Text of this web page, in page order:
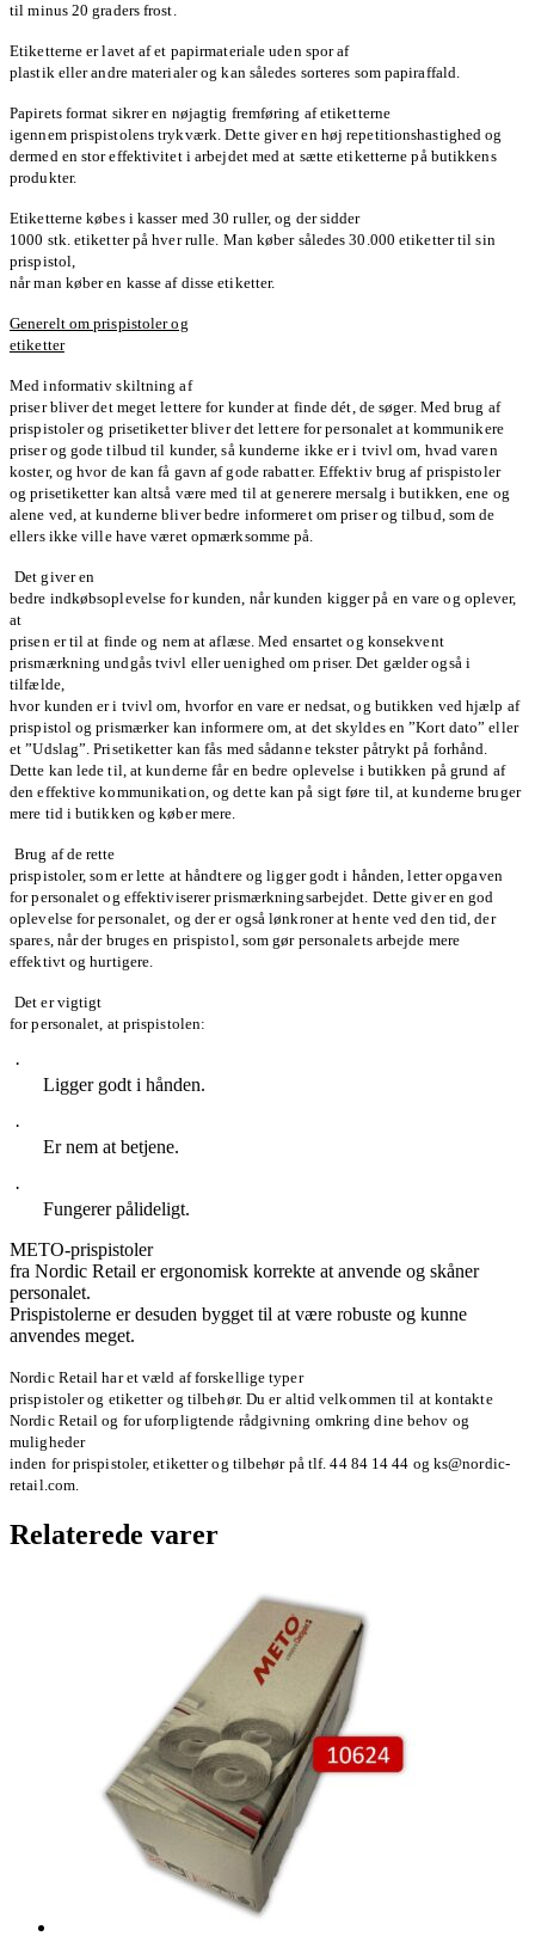
til minus 20 graders frost.
Etiketterne er lavet af et papirmateriale uden spor af
plastik eller andre materialer og kan således sorteres som papiraffald.
Papirets format sikrer en nøjagtig fremføring af etiketterne
igennem prispistolens trykværk. Dette giver en høj repetitionshastighed og
dermed en stor effektivitet i arbejdet med at sætte etiketterne på butikkens
produkter.
Etiketterne købes i kasser med 30 ruller, og der sidder
1000 stk. etiketter på hver rulle. Man køber således 30.000 etiketter til sin
prispistol,
når man køber en kasse af disse etiketter.
Generelt om prispistoler og
etiketter
Med informativ skiltning af
priser bliver det meget lettere for kunder at finde dét, de søger. Med brug af
prispistoler og prisetiketter bliver det lettere for personalet at kommunikere
priser og gode tilbud til kunder, så kunderne ikke er i tvivl om, hvad varen
koster, og hvor de kan få gavn af gode rabatter. Effektiv brug af prispistoler
og prisetiketter kan altså være med til at generere mersalg i butikken, ene og
alene ved, at kunderne bliver bedre informeret om priser og tilbud, som de
ellers ikke ville have været opmærksomme på.
Det giver en
bedre indkøbsoplevelse for kunden, når kunden kigger på en vare og oplever,
at
prisen er til at finde og nem at aflæse. Med ensartet og konsekvent
prismærkning undgås tvivl eller uenighed om priser. Det gælder også i
tilfælde,
hvor kunden er i tvivl om, hvorfor en vare er nedsat, og butikken ved hjælp af
prispistol og prismærker kan informere om, at det skyldes en ”Kort dato” eller
et ”Udslag”. Prisetiketter kan fås med sådanne tekster påtrykt på forhånd.
Dette kan lede til, at kunderne får en bedre oplevelse i butikken på grund af
den effektive kommunikation, og dette kan på sigt føre til, at kunderne bruger
mere tid i butikken og køber mere.
Brug af de rette
prispistoler, som er lette at håndtere og ligger godt i hånden, letter opgaven
for personalet og effektiviserer prismærkningsarbejdet. Dette giver en god
oplevelse for personalet, og der er også lønkroner at hente ved den tid, der
spares, når der bruges en prispistol, som gør personalets arbejde mere
effektivt og hurtigere.
Det er vigtigt
for personalet, at prispistolen:
·
Ligger godt i hånden.
·
Er nem at betjene.
·
Fungerer pålideligt.
METO-prispistoler
fra Nordic Retail er ergonomisk korrekte at anvende og skåner
personalet.
Prispistolerne er desuden bygget til at være robuste og kunne
anvendes meget.
Nordic Retail har et væld af forskellige typer
prispistoler og etiketter og tilbehør. Du er altid velkommen til at kontakte
Nordic Retail og for uforpligtende rådgivning omkring dine behov og
muligheder
inden for prispistoler, etiketter og tilbehør på tlf. 44 84 14 44 og ks@nordic-
retail.com.
Relaterede varer